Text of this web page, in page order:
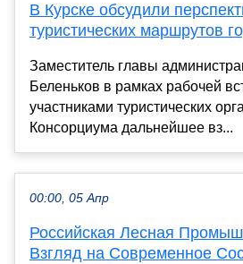
В Курске обсудили
туристических маршрутов
Заместитель главы
Беленьков в рамках рабочей
участниками туристических
Консорциума дальнейшее вз...
00:00, 05 Апр
Российская Лесная
Взгляд на Современное